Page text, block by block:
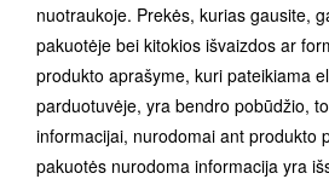
nuotraukoje. Prekės, kurias gausite,
pakuotėje bei kitokios išvaizdos ar
produkto aprašyme, kuri pateikiama
parduotuvėje, yra bendro pobūdžio,
informacijai, nurodomai ant produkto
pakuotės nurodoma informacija yra